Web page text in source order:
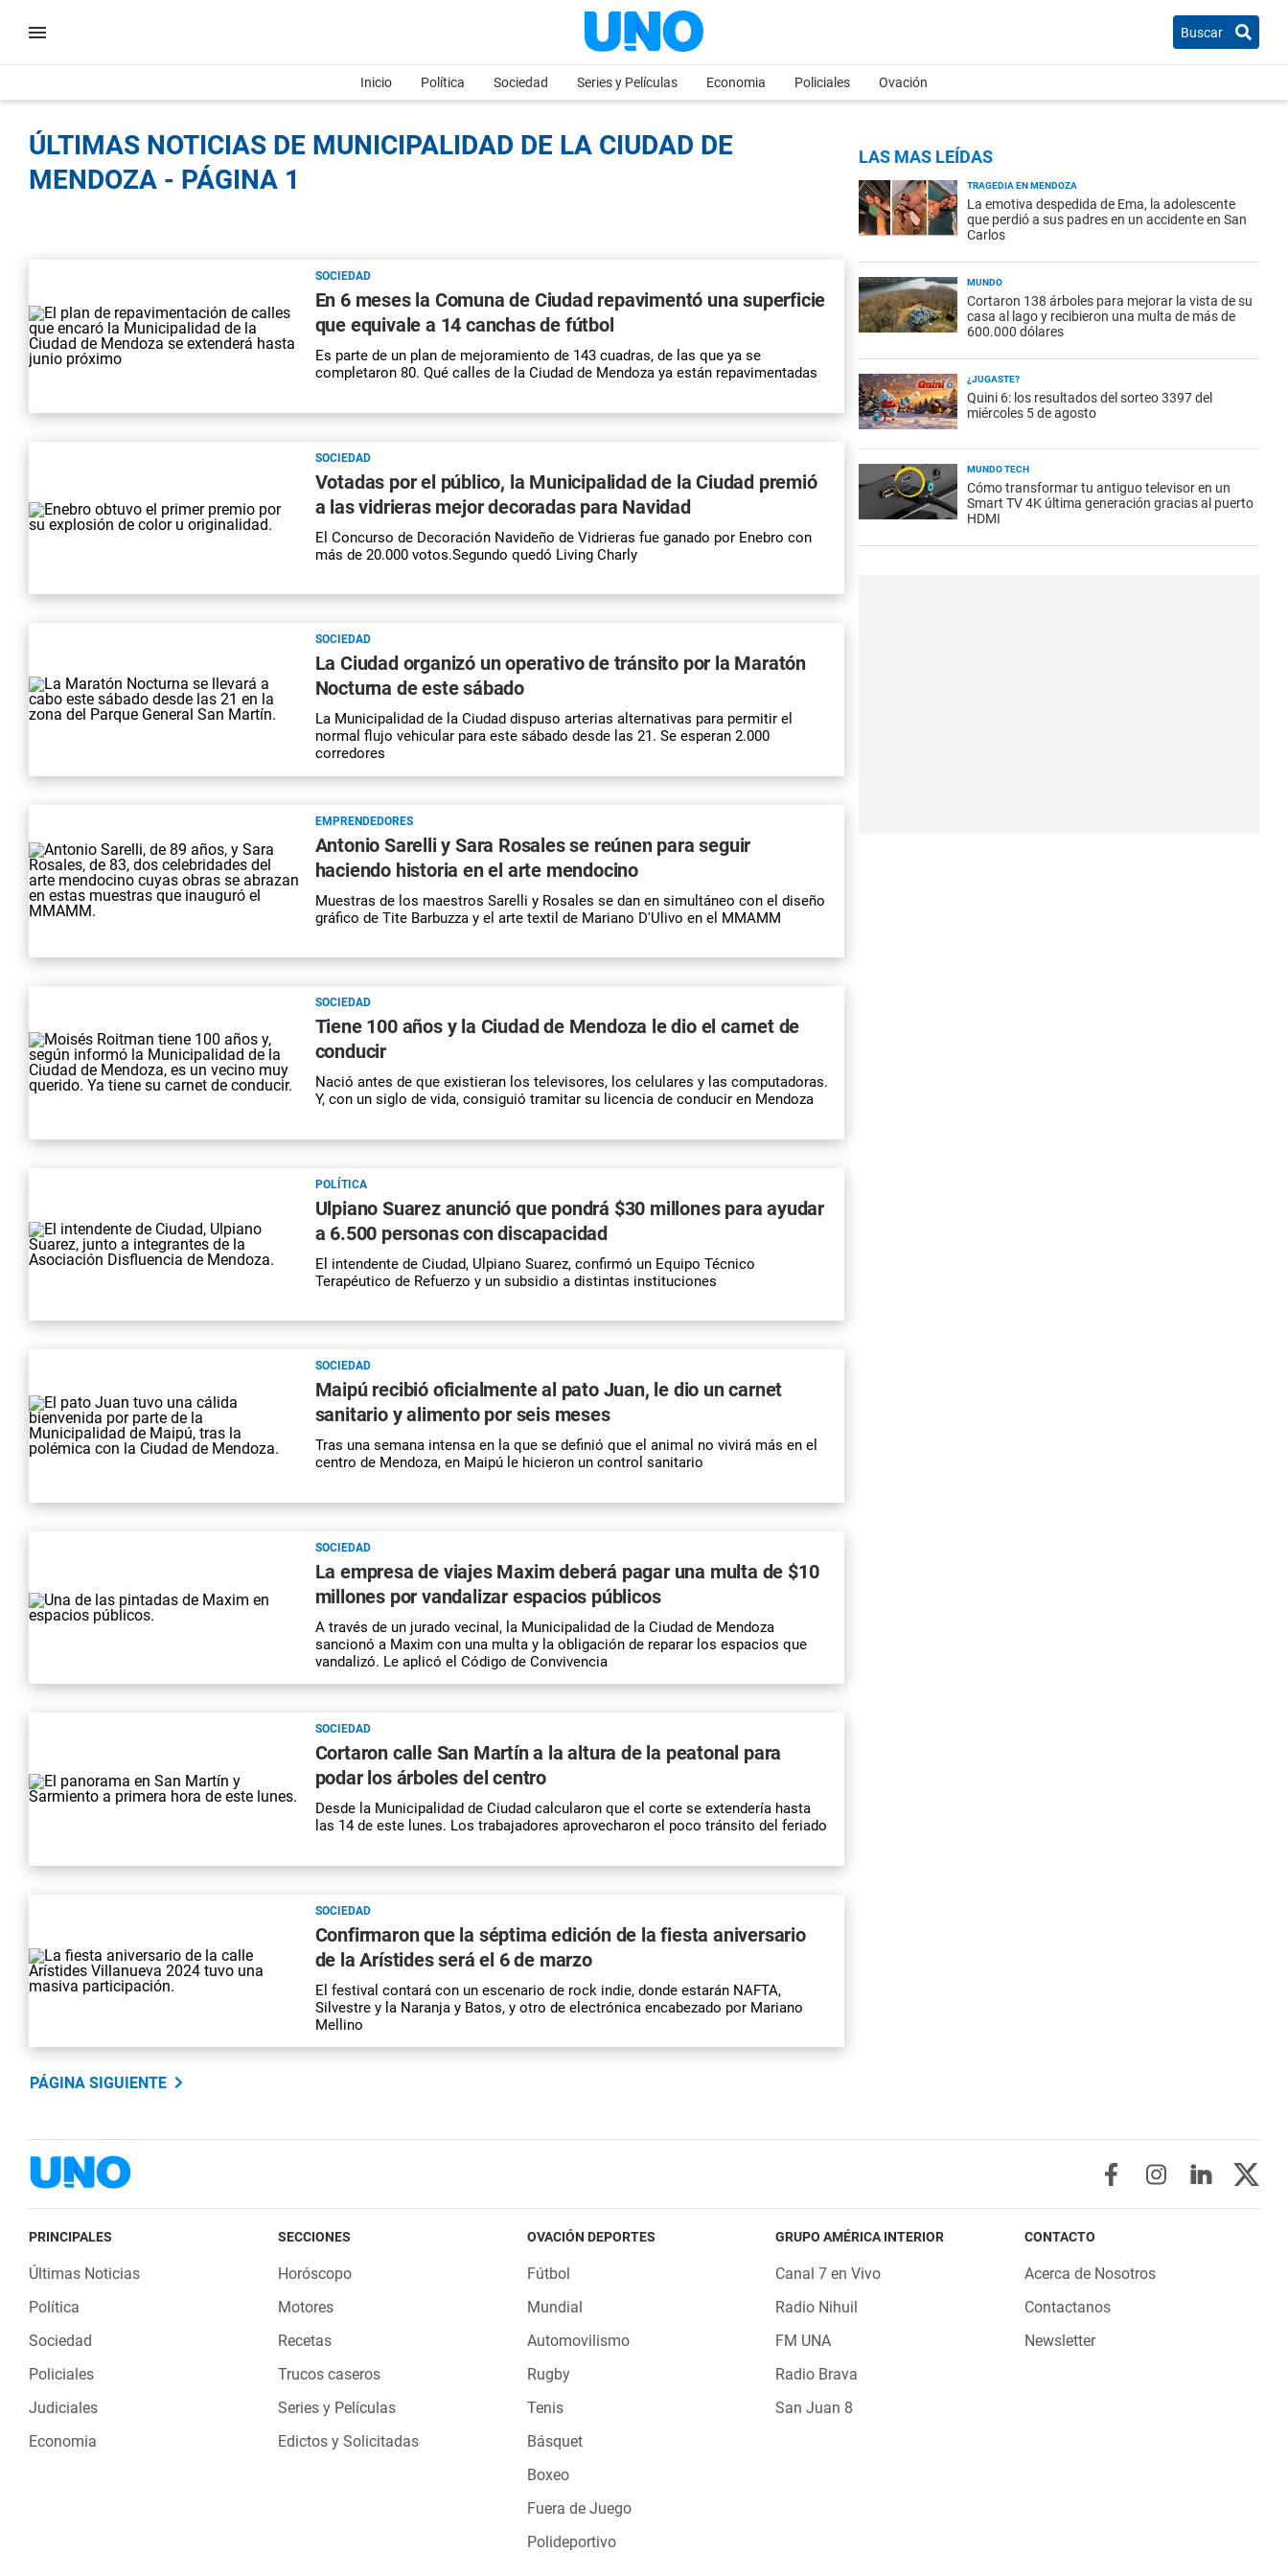
Buscar
Inicio Política Sociedad Series y Películas Economia Policiales Ovación
ÚLTIMAS NOTICIAS DE MUNICIPALIDAD DE LA CIUDAD DE
MENDOZA - PÁGINA 1
SOCIEDAD
En 6 meses la Comuna de Ciudad repavimentó una superficie
que equivale a 14 canchas de fútbol
Es parte de un plan de mejoramiento de 143 cuadras, de las que ya se
completaron 80. Qué calles de la Ciudad de Mendoza ya están repavimentadas
SOCIEDAD
Votadas por el público, la Municipalidad de la Ciudad premió
a las vidrieras mejor decoradas para Navidad
El Concurso de Decoración Navideño de Vidrieras fue ganado por Enebro con
más de 20.000 votos.Segundo quedó Living Charly
SOCIEDAD
La Ciudad organizó un operativo de tránsito por la Maratón
Nocturna de este sábado
La Municipalidad de la Ciudad dispuso arterias alternativas para permitir el
normal flujo vehicular para este sábado desde las 21. Se esperan 2.000
corredores
EMPRENDEDORES
Antonio Sarelli y Sara Rosales se reúnen para seguir
haciendo historia en el arte mendocino
Muestras de los maestros Sarelli y Rosales se dan en simultáneo con el diseño
gráfico de Tite Barbuzza y el arte textil de Mariano D'Ulivo en el MMAMM
SOCIEDAD
Tiene 100 años y la Ciudad de Mendoza le dio el carnet de
conducir
Nació antes de que existieran los televisores, los celulares y las computadoras.
Y, con un siglo de vida, consiguió tramitar su licencia de conducir en Mendoza
POLÍTICA
Ulpiano Suarez anunció que pondrá $30 millones para ayudar
a 6.500 personas con discapacidad
El intendente de Ciudad, Ulpiano Suarez, confirmó un Equipo Técnico
Terapéutico de Refuerzo y un subsidio a distintas instituciones
SOCIEDAD
Maipú recibió oficialmente al pato Juan, le dio un carnet
sanitario y alimento por seis meses
Tras una semana intensa en la que se definió que el animal no vivirá más en el
centro de Mendoza, en Maipú le hicieron un control sanitario
SOCIEDAD
La empresa de viajes Maxim deberá pagar una multa de $10
millones por vandalizar espacios públicos
A través de un jurado vecinal, la Municipalidad de la Ciudad de Mendoza
sancionó a Maxim con una multa y la obligación de reparar los espacios que
vandalizó. Le aplicó el Código de Convivencia
SOCIEDAD
Cortaron calle San Martín a la altura de la peatonal para
podar los árboles del centro
Desde la Municipalidad de Ciudad calcularon que el corte se extendería hasta
las 14 de este lunes. Los trabajadores aprovecharon el poco tránsito del feriado
SOCIEDAD
Confirmaron que la séptima edición de la fiesta aniversario
de la Arístides será el 6 de marzo
El festival contará con un escenario de rock indie, donde estarán NAFTA,
Silvestre y la Naranja y Batos, y otro de electrónica encabezado por Mariano
Mellino
PÁGINA SIGUIENTE
LAS MAS LEÍDAS
TRAGEDIA EN MENDOZA
La emotiva despedida de Ema, la adolescente
que perdió a sus padres en un accidente en San
Carlos
MUNDO
Cortaron 138 árboles para mejorar la vista de su
casa al lago y recibieron una multa de más de
600.000 dólares
¿JUGASTE?
Quini 6: los resultados del sorteo 3397 del
miércoles 5 de agosto
MUNDO TECH
Cómo transformar tu antiguo televisor en un
Smart TV 4K última generación gracias al puerto
HDMI
PRINCIPALES
Últimas Noticias
Política
Sociedad
Policiales
Judiciales
Economia
SECCIONES
Horóscopo
Motores
Recetas
Trucos caseros
Series y Películas
Edictos y Solicitadas
OVACIÓN DEPORTES
Fútbol
Mundial
Automovilismo
Rugby
Tenis
Básquet
Boxeo
Fuera de Juego
Polideportivo
GRUPO AMÉRICA INTERIOR
Canal 7 en Vivo
Radio Nihuil
FM UNA
Radio Brava
San Juan 8
CONTACTO
Acerca de Nosotros
Contactanos
Newsletter